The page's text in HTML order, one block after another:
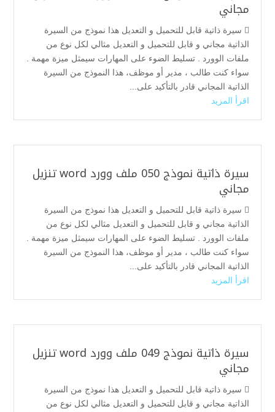
مجاني
 سيرة ذاتية قابل للتحميل و التعديل هذا نموذج من السيرة
الذاتية مجاني و قابل للتحميل و التعديل مثالي لكل نوع من
ملفات الوورد . تسليط الضوء على المهارات سيمثل ميزة مهمة .
سواء كنت طالب ، مدير أو موظف، هذا النموذج من السيرة
الذاتية المجاني قادر بالتأكيد على...
اقرأ المزيد
سيرة ذاتية نموذج 050 ملف وورد word تنزيل
مجاني
 سيرة ذاتية قابل للتحميل و التعديل هذا نموذج من السيرة
الذاتية مجاني و قابل للتحميل و التعديل مثالي لكل نوع من
ملفات الوورد . تسليط الضوء على المهارات سيمثل ميزة مهمة .
سواء كنت طالب ، مدير أو موظف، هذا النموذج من السيرة
الذاتية المجاني قادر بالتأكيد على...
اقرأ المزيد
سيرة ذاتية نموذج 049 ملف وورد word تنزيل
مجاني
 سيرة ذاتية قابل للتحميل و التعديل هذا نموذج من السيرة
الذاتية مجاني و قابل للتحميل و التعديل مثالي لكل نوع من